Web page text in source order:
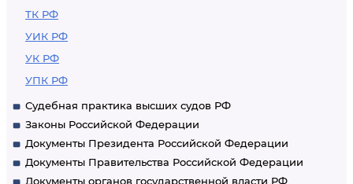
ТК РФ
УИК РФ
УК РФ
УПК РФ
Судебная практика высших судов РФ
Законы Российской Федерации
Документы Президента Российской Федерации
Документы Правительства Российской Федерации
Документы органов государственной власти РФ